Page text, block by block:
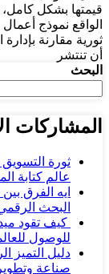
قيمتها بشكل
الواقع نموذج
ثورية مقارنة
أن تنتشر
البحث
المشاركات
ثورة
عالم كتابة
البحث
كيف تقود
للوصول
دليل التميز
صناعة